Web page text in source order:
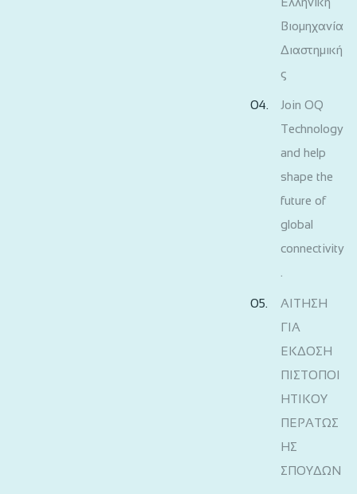
Βιομηχανία
Διαστημική
ς
Join OQ
Technology
and help
shape the
future of
global
connectivity
ΑΙΤΗΣΗ
ΓΙΑ
ΕΚΔΟΣΗ
ΠΙΣΤΟΠΟΙ
ΗΤΙΚΟΥ
ΠΕΡΑΤΩΣ
ΗΣ
ΣΠΟΥΔΩΝ